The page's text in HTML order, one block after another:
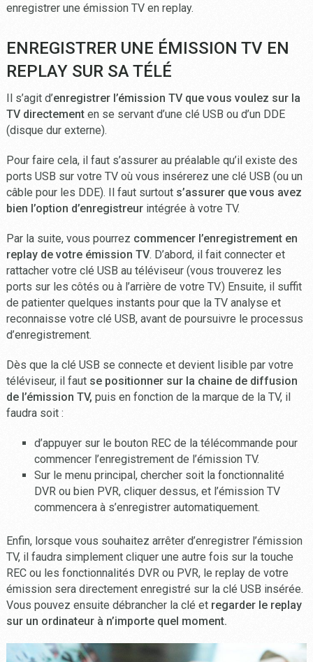
enregistrer une émission TV en replay.
ENREGISTRER UNE ÉMISSION TV EN
REPLAY SUR SA TÉLÉ
Il s’agit d’enregistrer l’émission TV que vous voulez sur la
TV directementen se servant d’une clé USB ou d’un DDE
(disque dur externe).
Pour faire cela, il faut s’assurer au préalable qu’il existe des
ports USB sur votre TV où vous insérerez une clé USB (ou un
câble pour les DDE). Il faut surtouts’assurer que vous avez
bien l’option d’enregistreurintégrée à votre TV.
Par la suite, vous pourrez commencer l’enregistrement en
replay de votre émission TV. D’abord, il fait connecter et
rattacher votre clé USB au téléviseur (vous trouverez les
ports sur les côtés ou à l’arrière de votre TV.) Ensuite, il suffit
de patienter quelques instants pour que la TV analyse et
reconnaisse votre clé USB, avant de poursuivre le processus
d’enregistrement.
Dès que la clé USB se connecte et devient lisible par votre
téléviseur, il faut se positionner sur la chaine de diffusion
de l’émission TV, puis en fonction de la marque de la TV, il
faudra soit :
d’appuyer sur le bouton REC de la télécommande pour
commencer l’enregistrement de l’émission TV.
Sur le menu principal, chercher soit la fonctionnalité
DVR ou bien PVR, cliquer dessus, et l’émission TV
commencera à s’enregistrer automatiquement.
Enfin, lorsque vous souhaitez arrêter d’enregistrer l’émission
TV, il faudra simplement cliquer une autre fois sur la touche
REC ou les fonctionnalités DVR ou PVR, le replay de votre
émission sera directement enregistré sur la clé USB insérée.
Vous pouvez ensuite débrancher la clé etregarder le replay
sur un ordinateur à n’importe quel moment.